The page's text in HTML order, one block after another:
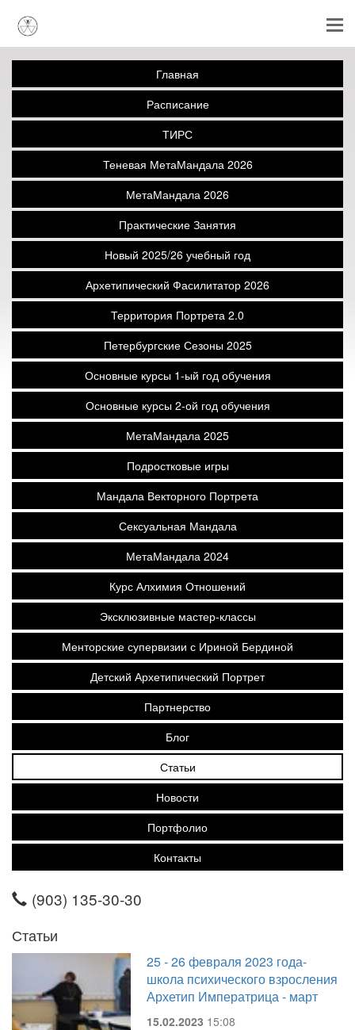
Главная
Расписание
ТИРС
Теневая МетаМандала 2026
МетаМандала 2026
Практические Занятия
Новый 2025/26 учебный год
Архетипический Фасилитатор 2026
Территория Портрета 2.0
Петербургские Сезоны 2025
Основные курсы 1-ый год обучения
Основные курсы 2-ой год обучения
МетаМандала 2025
Подростковые игры
Мандала Векторного Портрета
Сексуальная Мандала
МетаМандала 2024
Курс Алхимия Отношений
Эксклюзивные мастер-классы
Менторские супервизии с Ириной Бердиной
Детский Архетипический Портрет
Партнерство
Блог
Статьи
Новости
Портфолио
Контакты
(903) 135-30-30
Статьи
25 - 26 февраля 2023 года-
школа психического взросления
Архетип Императрица - март
15.02.2023 15:08